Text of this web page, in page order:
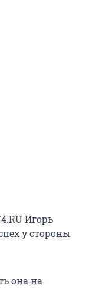
Игорь
у стороны
она на